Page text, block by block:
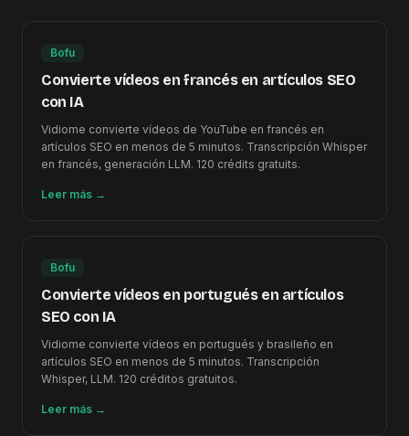
Bofu
Convierte vídeos en francés en artículos SEO
con IA
Vidiome convierte vídeos de YouTube en francés en
artículos SEO en menos de 5 minutos. Transcripción Whisper
en francés, generación LLM. 120 crédits gratuits.
Leer más →
Bofu
Convierte vídeos en portugués en artículos
SEO con IA
Vidiome convierte vídeos en portugués y brasileño en
artículos SEO en menos de 5 minutos. Transcripción
Whisper, LLM. 120 créditos gratuitos.
Leer más →